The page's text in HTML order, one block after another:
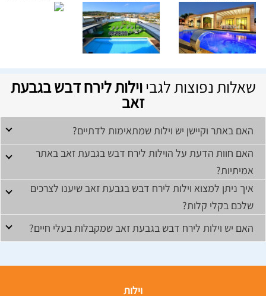
שאלות נפוצות לגביוילות לירח דבש בגבעת
זאב
האם באתר וקיישן יש וילות שמתאימות לדתיים?
האם חוות הדעת על הוילות לירח דבש בגבעת זאב באתר
אמיתיות?
איך ניתן למצוא וילות לירח דבש בגבעת זאב שיענו לצרכים
שלכם בקלי קלות?
האם יש וילות לירח דבש בגבעת זאב שמקבלות בעלי חיים?
וילות